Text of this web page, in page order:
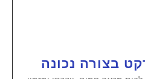
בצורה נכונה